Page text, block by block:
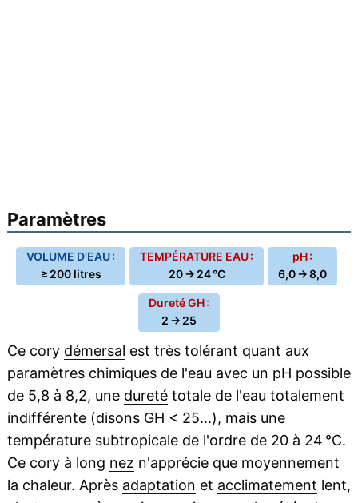
Paramètres
VOLUME D'EAU :
≥ 200 litres
TEMPÉRATURE EAU :
20 → 24 °C
pH :
6,0 → 8,0
Dureté GH :
2 → 25
Ce cory démersal est très tolérant quant aux
paramètres chimiques de l'eau avec un pH possible
de 5,8 à 8,2, une duretétotale de l'eau totalement
indifférente (disons GH < 25...), mais une
température subtropicalede l'ordre de 20 à 24 °C.
Ce cory à long nez n'apprécie que moyennement
la chaleur. Après adaptation et acclimatement lent,